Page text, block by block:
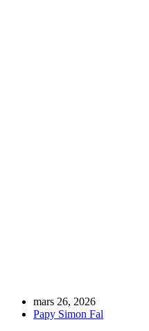
mars 26, 2026
Papy Simon Fal